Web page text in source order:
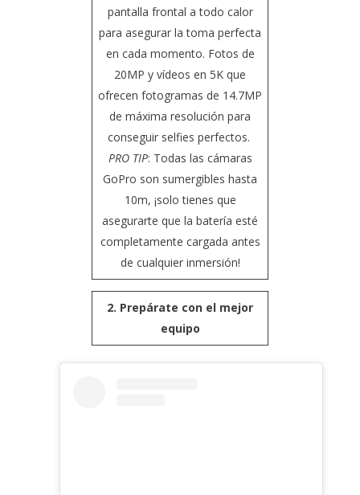
pantalla frontal a todo calor
para asegurar la toma perfecta
en cada momento. Fotos de
20MP y vídeos en 5K que
ofrecen fotogramas de 14.7MP
de máxima resolución para
conseguir selfies perfectos.
PRO TIP: Todas las cámaras
GoPro son sumergibles hasta
10m, ¡solo tienes que
asegurarte que la batería esté
completamente cargada antes
de cualquier inmersión!
2. Prepárate con el mejor
equipo